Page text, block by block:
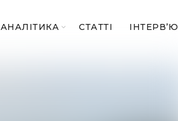
АНАЛІТИКА СТАТТІ ІНТЕРВ’Ю